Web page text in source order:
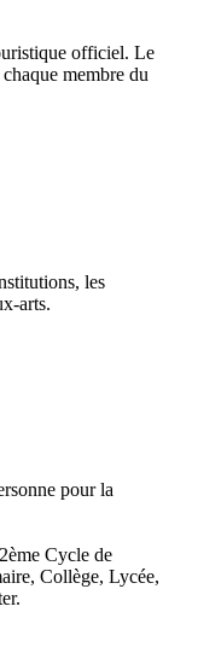
officiel. Le
membre du
les
arts.
pour la
Cycle de
Collège, Lycée,